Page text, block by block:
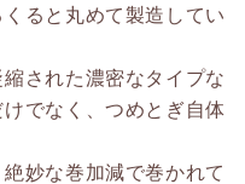
ると丸めて製造してい
された濃密なタイプな
でなく、つめとぎ自体
妙な巻加減で巻かれて